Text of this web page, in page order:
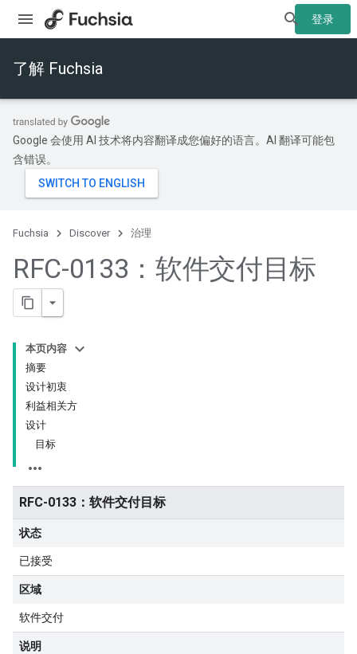
登录
了解 Fuchsia
Google 会使用 AI 技术将内容翻译成您偏好的语言。AI 翻译可能包
含错误。
Fuchsia Discover 治理
RFC-0133：软件交付目标
本页内容
摘要
设计初衷
利益相关方
设计
目标
RFC-0133：软件交付目标
状态
已接受
区域
软件交付
说明